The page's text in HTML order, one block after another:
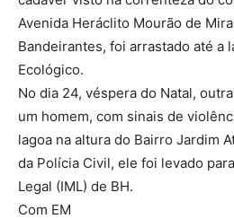
Avenida Heráclito Mourão de
Bandeirantes, foi arrastado até a
Ecológico.
No dia 24, véspera do Natal,
um homem, com sinais de
lagoa na altura do Bairro Jardim
da Polícia Civil, ele foi levado
Legal (IML) de BH.
Com EM